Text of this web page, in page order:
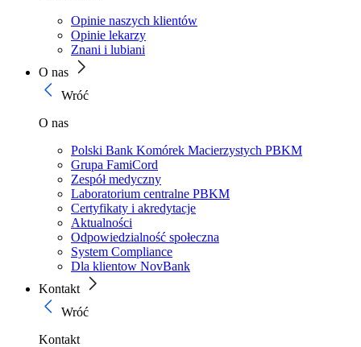
Opinie naszych klientów
Opinie lekarzy
Znani i lubiani
O nas
Wróć
O nas
Polski Bank Komórek Macierzystych PBKM
Grupa FamiCord
Zespół medyczny
Laboratorium centralne PBKM
Certyfikaty i akredytacje
Aktualności
Odpowiedzialność społeczna
System Compliance
Dla klientow NovBank
Kontakt
Wróć
Kontakt